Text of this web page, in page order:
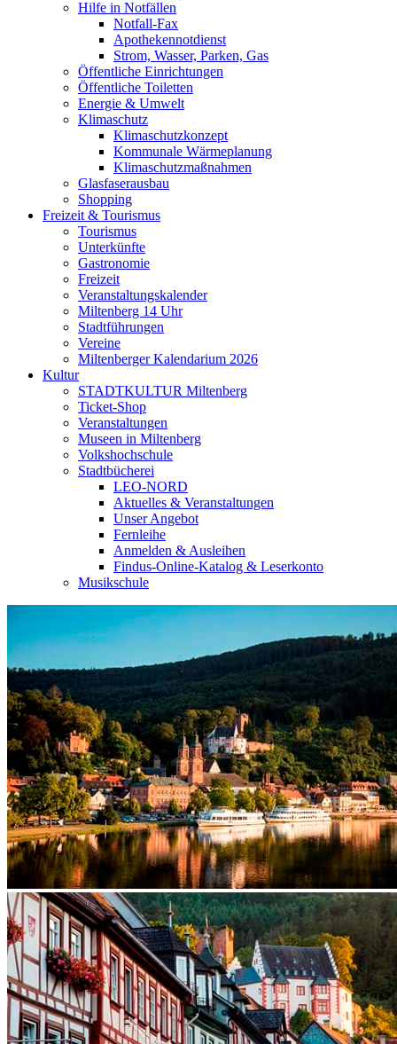
Hilfe in Notfällen
Notfall-Fax
Apothekennotdienst
Strom, Wasser, Parken, Gas
Öffentliche Einrichtungen
Öffentliche Toiletten
Energie & Umwelt
Klimaschutz
Klimaschutzkonzept
Kommunale Wärmeplanung
Klimaschutzmaßnahmen
Glasfaserausbau
Shopping
Freizeit & Tourismus
Tourismus
Unterkünfte
Gastronomie
Freizeit
Veranstaltungskalender
Miltenberg 14 Uhr
Stadtführungen
Vereine
Miltenberger Kalendarium 2026
Kultur
STADTKULTUR Miltenberg
Ticket-Shop
Veranstaltungen
Museen in Miltenberg
Volkshochschule
Stadtbücherei
LEO-NORD
Aktuelles & Veranstaltungen
Unser Angebot
Fernleihe
Anmelden & Ausleihen
Findus-Online-Katalog & Leserkonto
Musikschule